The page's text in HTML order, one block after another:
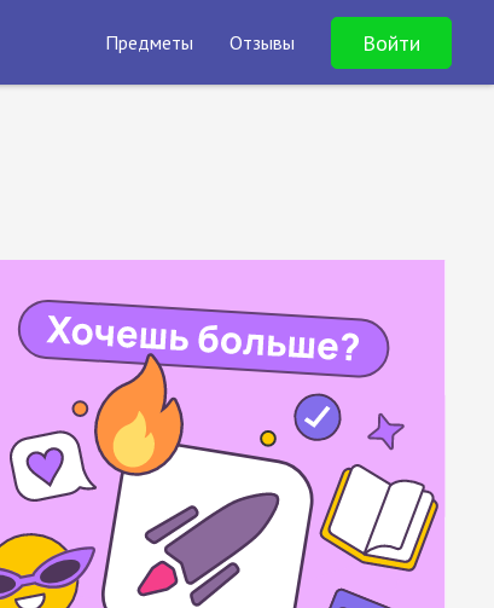
Предметы Отзывы Войти